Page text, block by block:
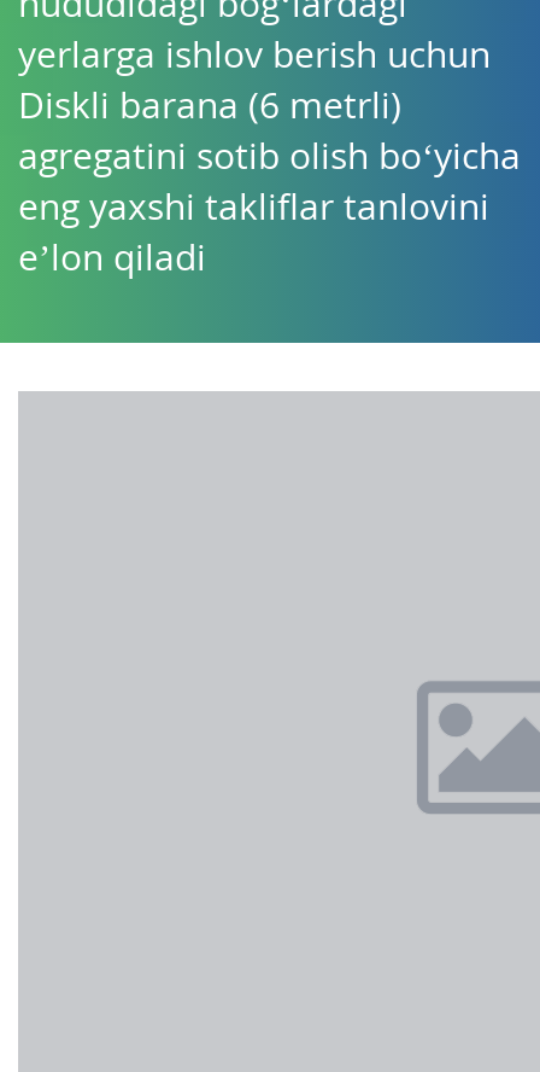
yerlarga ishlov berish uchun
Diskli barana (6 metrli)
agregatini sotib olish bo‘yicha
eng yaxshi takliflar tanlovini
e’lon qiladi